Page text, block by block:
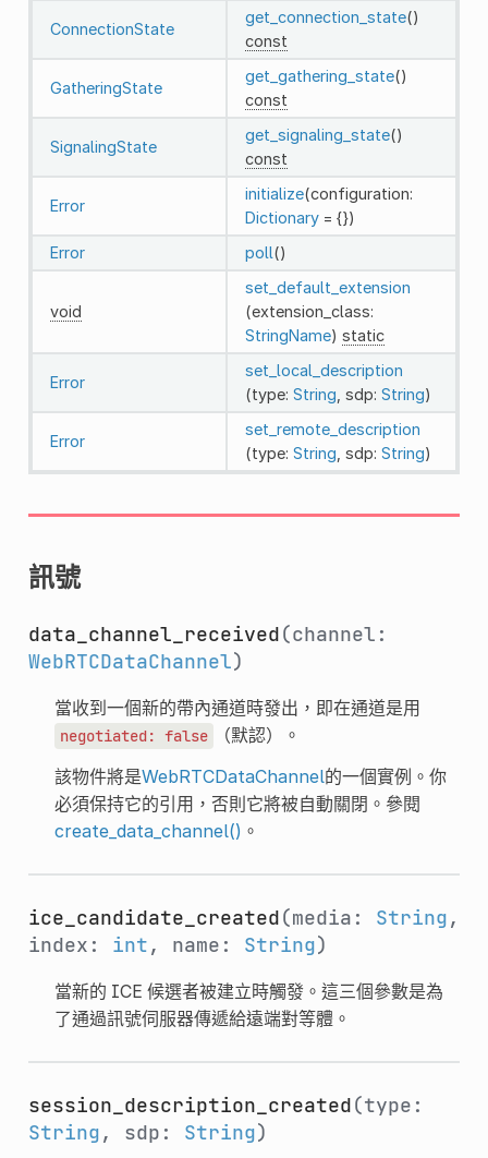
ConnectionState
get_connection_state()
const
GatheringState
get_gathering_state()
const
SignalingState
get_signaling_state()
const
Error
initialize(configuration:
Dictionary= {})
Error
poll()
void
set_default_extension
(extension_class:
StringName) static
Error
set_local_description
(type: String , sdp: String)
Error
set_remote_description
(type: String , sdp: String)
訊號
data_channel_received(channel:
WebRTCDataChannel)
當收到一個新的帶內通道時發出，即在通道是用
negotiated: false
（默認）。
該物件將是WebRTCDataChannel的一個實例。你
必須保持它的引用，否則它將被自動關閉。參閱
create_data_channel() 。
ice_candidate_created(media: String,
index: int, name: String)
當新的 ICE 候選者被建立時觸發。這三個參數是為
了通過訊號伺服器傳遞給遠端對等體。
session_description_created(type:
String, sdp: String)